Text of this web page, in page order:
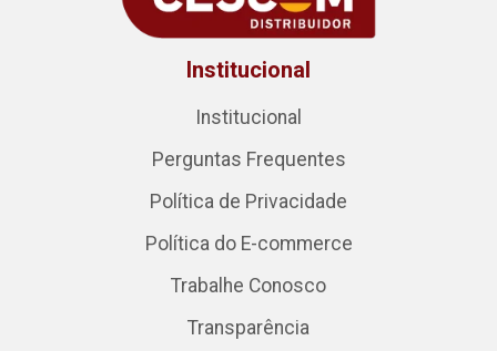
Institucional
Institucional
Perguntas Frequentes
Política de Privacidade
Política do E-commerce
Trabalhe Conosco
Transparência